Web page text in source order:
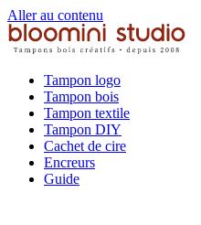
Aller au contenu
Tampon logo
Tampon bois
Tampon textile
Tampon DIY
Cachet de cire
Encreurs
Guide